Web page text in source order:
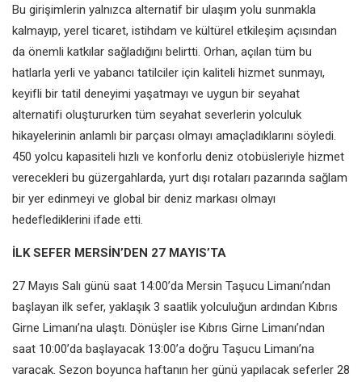
Bu girişimlerin yalnızca alternatif bir ulaşım yolu sunmakla
kalmayıp, yerel ticaret, istihdam ve kültürel etkileşim açısından
da önemli katkılar sağladığını belirtti. Orhan, açılan tüm bu
hatlarla yerli ve yabancı tatilciler için kaliteli hizmet sunmayı,
keyifli bir tatil deneyimi yaşatmayı ve uygun bir seyahat
alternatifi oluştururken tüm seyahat severlerin yolculuk
hikayelerinin anlamlı bir parçası olmayı amaçladıklarını söyledi.
450 yolcu kapasiteli hızlı ve konforlu deniz otobüsleriyle hizmet
verecekleri bu güzergahlarda, yurt dışı rotaları pazarında sağlam
bir yer edinmeyi ve global bir deniz markası olmayı
hedeflediklerini ifade etti.
İLK SEFER MERSİN’DEN 27 MAYIS’TA
27 Mayıs Salı günü saat 14:00’da Mersin Taşucu Limanı’ndan
başlayan ilk sefer, yaklaşık 3 saatlik yolculuğun ardından Kıbrıs
Girne Limanı’na ulaştı. Dönüşler ise Kıbrıs Girne Limanı’ndan
saat 10:00’da başlayacak 13:00’a doğru Taşucu Limanı’na
varacak. Sezon boyunca haftanın her günü yapılacak seferler 28